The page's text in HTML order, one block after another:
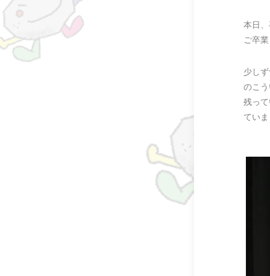
本日
ご卒
少し
のこ
残っ
てい